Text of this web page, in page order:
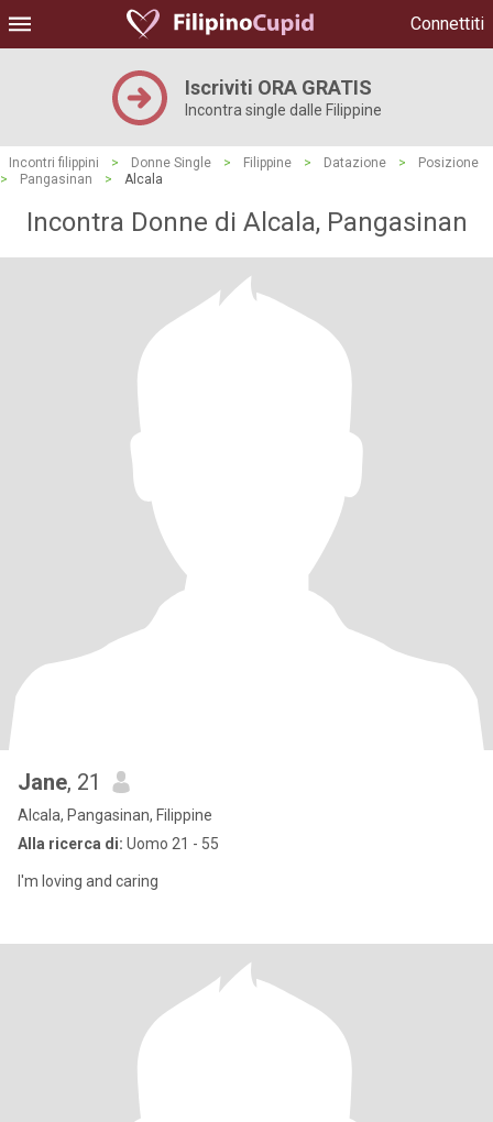
Connettiti
Iscriviti ORA GRATIS
Incontra single dalle Filippine
Incontri filippini > Donne Single > Filippine > Datazione >
Posizione
>
Pangasinan > Alcala
Incontra Donne di Alcala, Pangasinan
Jane, 21
Alcala, Pangasinan, Filippine
Alla ricerca di: Uomo 21 - 55
I'm loving and caring